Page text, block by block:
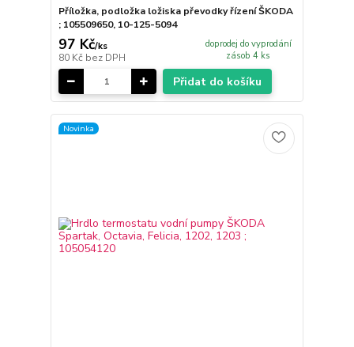
Příložka, podložka ložiska převodky řízení ŠKODA
; 105509650, 10-125-5094
97 Kč/ks
80 Kč bez DPH
doprodej do vyprodání
zásob 4 ks
Přidat do košíku
Novinka